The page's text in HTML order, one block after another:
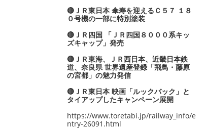
🔴ＪＲ東日本 傘寿を迎えるＣ５７ １８
０号機の一部に特別塗装
🔴ＪＲ四国 「ＪＲ四国８０００系キッ
ズキャップ」発売
🔴ＪＲ東海、ＪＲ西日本、近畿日本鉄
道、奈良県 世界遺産登録「飛鳥・藤原
の宮都」の魅力発信
🔴ＪＲ東日本 映画「ルックバック」と
タイアップしたキャンペーン展開
https://www.toretabi.jp/railway_info/e
ntry-26091.html